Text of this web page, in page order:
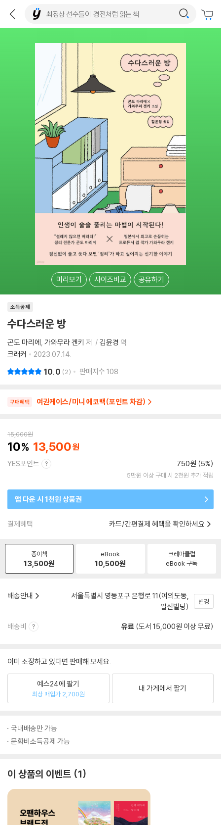
미리보기 사이즈비교 공유하기
소득공제
수다스러운 방
곤도 마리에 가와무라 겐키 저 김윤경 역
크래커
2023.07.14.
10.0 2 판매지수 108
구매혜택 여권케이스/미니 에코백(포인트 차감)
15,000원
10 13,500
YES포인트 750원 (5%)
5만원 이상 구매 시 2천원 추가 적립
앱 다운 시 1천원 상품권
결제혜택 카드/간편결제 혜택을 확인하세요
종이책
13,500원
eBook
10,500원
크레마클럽
eBook 구독
배송안내
서울특별시 영등포구 은행로 11(여의도동,
일신빌딩)
변경
배송비 유료 (도서 15,000원 이상 무료)
이미 소장하고 있다면 판매해 보세요.
예스24에 팔기
최상 매입가 2,700원
내 가게에서 팔기
국내배송만 가능
문화비소득공제 가능
이 상품의 이벤트 1